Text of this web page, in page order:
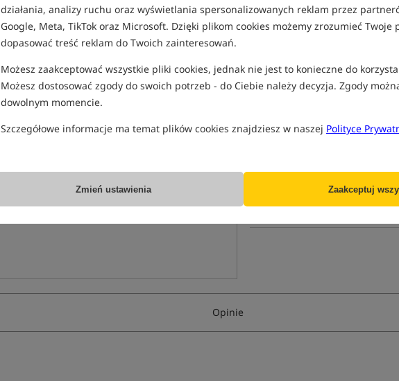
działania, analizy ruchu oraz wyświetlania spersonalizowanych reklam przez
Google, Meta, TikTok oraz Microsoft. Dzięki plikom cookies możemy zrozumieć Twoje
dopasować treść reklam do Twoich zainteresowań.
Możesz zaakceptować wszystkie pliki cookies, jednak nie jest to konieczne do
Możesz dostosować zgody do swoich potrzeb - do Ciebie należy decyzja. Zgody
dowolnym momencie.
Szczegółowe informacje ma temat plików cookies znajdziesz w naszej Polityce
Zmień ustawienia Zaakceptuj
MOŻLIWA WYSYŁKA:OD 2
Producent:Carp Spirit
Poleć ten produkt znajomym:
Opinie